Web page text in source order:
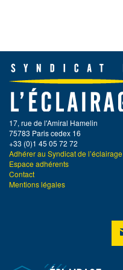
17, rue de l'Amiral Hamelin
75783 Paris cedex 16
+33 (0)1 45 05 72 72
Adhérer au Syndicat de l’éclairage
Espace adhérents
Contact
Mentions légales